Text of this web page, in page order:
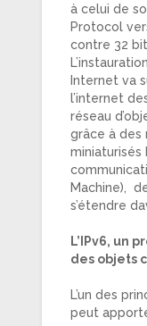
à celui de
Protocol
contre 32
Internet va
l’internet
réseau
grâce à
miniaturisés
Machine),
s’étendre
L’IPv6, un
des objets
L’un des
peut